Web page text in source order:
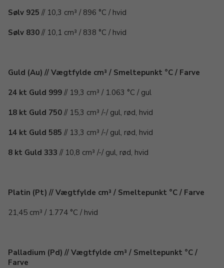
Sølv 925 // 10,3 cm³ / 896 °C / hvid
Sølv 830 // 10,1 cm³ / 838 °C / hvid
Guld (Au) // Vægtfylde cm³ / Smeltepunkt °C / Farve
24 kt Guld 999 // 19,3 cm³ / 1.063 °C / gul
18 kt Guld 750 // 15,3 cm³ /-/ gul, rød, hvid
14 kt Guld 585 // 13,3 cm³ /-/ gul, rød, hvid
8 kt Guld 333 // 10,8 cm³ /-/ gul, rød, hvid
Platin (Pt) // Vægtfylde cm³ / Smeltepunkt °C / Farve
21,45 cm³ / 1.774 °C / hvid
Palladium (Pd) // Vægtfylde cm³ / Smeltepunkt °C /
Farve